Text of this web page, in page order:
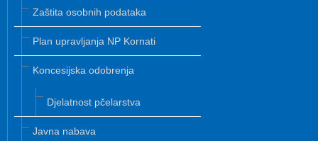
Zaštita osobnih podataka
Plan upravljanja NP Kornati
Koncesijska odobrenja
Djelatnost pčelarstva
Javna nabava